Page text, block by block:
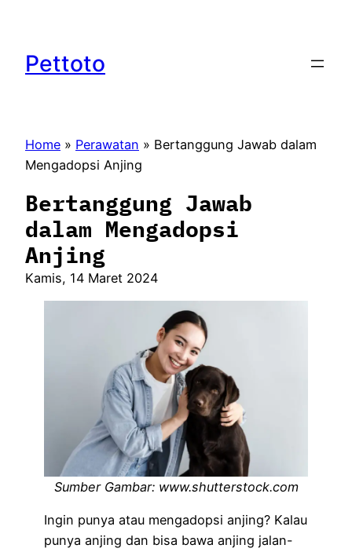
konten
Pettoto
Home » Perawatan » Bertanggung Jawab dalam
Mengadopsi Anjing
Bertanggung Jawab
dalam Mengadopsi
Anjing
Kamis, 14 Maret 2024
Sumber Gambar: www.shutterstock.com
Ingin punya atau mengadopsi anjing? Kalau
punya anjing dan bisa bawa anjing jalan-